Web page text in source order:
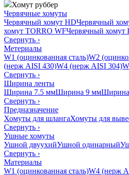
Хомут руббер
Червячные хомуты
Червячный хомут HDЧервячный
хомут TORRO WFЧервячный
Свернуть ›
Метериалы
W1 (оцинкованная сталь)W2
(нерж AISI 430)W4 (нерж AISI 304)
Свернуть ›
Ширина ленты
Ширина 7.5 ммШирина 9 мм
Свернуть ›
Предназначение
Хомуты для шлангаХомуты для
Свернуть ›
Ушные хомуты
Ушной двуухийУшной одинарный
Свернуть ›
Материалы
W1 (оцинкованная сталь)W4 (нерж